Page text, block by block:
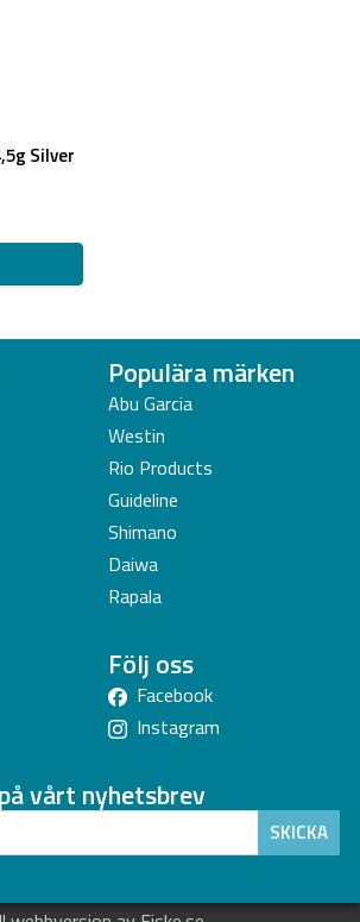
Silver
Populära märken
Abu Garcia
Westin
Rio Products
Guideline
Shimano
Daiwa
Rapala
Följ oss
Facebook
Instagram
vårt nyhetsbrev
SKICKA